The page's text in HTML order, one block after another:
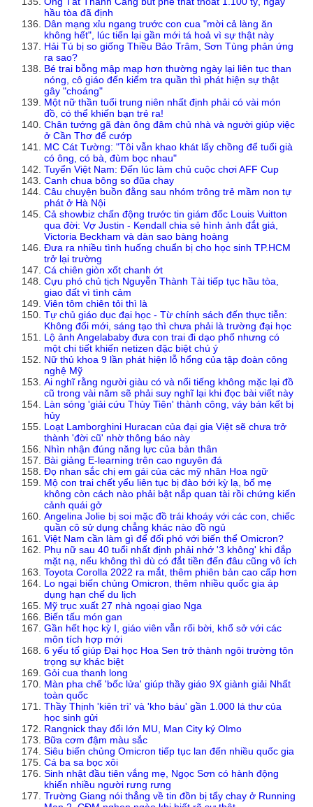
hầu tòa đã định
Dân mạng xỉu ngang trước con cua "mời cả làng ăn
không hết", lúc tiến lại gần mới tá hoả vì sự thật này
Hải Tú bị so giống Thiều Bảo Trâm, Sơn Tùng phản ứng
ra sao?
Bé trai bỗng mập mạp hơn thường ngày lại liên tục than
nóng, cô giáo đến kiểm tra quần thì phát hiện sự thật
gây "choáng"
Một nữ thần tuổi trung niên nhất định phải có vài món
đồ, có thể khiến bạn trẻ ra!
Chân tướng gã đàn ông đâm chủ nhà và người giúp việc
ở Cần Thơ để cướp
MC Cát Tường: "Tôi vẫn khao khát lấy chồng để tuổi già
có ông, có bà, đùm bọc nhau"
Tuyển Việt Nam: Đến lúc làm chủ cuộc chơi AFF Cup
Canh chua bông so đũa chay
Câu chuyện buồn đằng sau nhóm trông trẻ mầm non tự
phát ở Hà Nội
Cả showbiz chấn động trước tin giám đốc Louis Vuitton
qua đời: Vợ Justin - Kendall chia sẻ hình ảnh đắt giá,
Victoria Beckham và dàn sao bàng hoàng
Đưa ra nhiều tình huống chuẩn bị cho học sinh TP.HCM
trở lại trường
Cá chiên giòn xốt chanh ớt
Cựu phó chủ tịch Nguyễn Thành Tài tiếp tục hầu tòa,
giao đất vì tình cảm
Viên tôm chiên tỏi thì là
Tự chủ giáo dục đại học - Từ chính sách đến thực tiễn:
Không đổi mới, sáng tạo thì chưa phải là trường đại học
Lộ ảnh Angelababy đưa con trai đi dạo phố nhưng có
một chi tiết khiến netizen đặc biệt chú ý
Nữ thủ khoa 9 lần phát hiện lỗ hổng của tập đoàn công
nghệ Mỹ
Ai nghĩ rằng người giàu có và nổi tiếng không mặc lại đồ
cũ trong vài năm sẽ phải suy nghĩ lại khi đọc bài viết này
Làn sóng 'giải cứu Thùy Tiên' thành công, váy bán kết bị
hủy
Loạt Lamborghini Huracan của đại gia Việt sẽ chưa trở
thành 'đời cũ' nhờ thông báo này
Nhìn nhận đúng năng lực của bản thân
Bài giảng E-learning trên cao nguyên đá
Đọ nhan sắc chị em gái của các mỹ nhân Hoa ngữ
Mộ con trai chết yểu liên tục bị đào bới kỳ lạ, bố mẹ
không còn cách nào phải bật nắp quan tài rồi chứng kiến
cảnh quái gở
Angelina Jolie bị soi mặc đồ trái khoáy với các con, chiếc
quần cô sử dụng chẳng khác nào đồ ngủ
Việt Nam cần làm gì để đối phó với biến thể Omicron?
Phụ nữ sau 40 tuổi nhất định phải nhớ '3 không' khi đắp
mặt nạ, nếu không thì dù có đắt tiền đến đâu cũng vô ích
Toyota Corolla 2022 ra mắt, thêm phiên bản cao cấp hơn
Lo ngại biến chủng Omicron, thêm nhiều quốc gia áp
dụng hạn chế du lịch
Mỹ trục xuất 27 nhà ngoại giao Nga
Biến tấu món gan
Gần hết học kỳ I, giáo viên vẫn rối bời, khổ sở với các
môn tích hợp mới
6 yếu tố giúp Đại học Hoa Sen trở thành ngôi trường tôn
trọng sự khác biệt
Gỏi cua thanh long
Màn pha chế 'bốc lửa' giúp thầy giáo 9X giành giải Nhất
toàn quốc
Thầy Thịnh 'kiên trì' và 'kho báu' gần 1.000 lá thư của
học sinh gửi
Rangnick thay đổi lớn MU, Man City ký Olmo
Bữa cơm đậm màu sắc
Siêu biến chủng Omicron tiếp tục lan đến nhiều quốc gia
Cá ba sa bọc xôi
Sinh nhật đầu tiên vắng mẹ, Ngọc Sơn có hành động
khiến nhiều người rưng rưng
Trường Giang nói thẳng về tin đồn bị tẩy chay ở Running